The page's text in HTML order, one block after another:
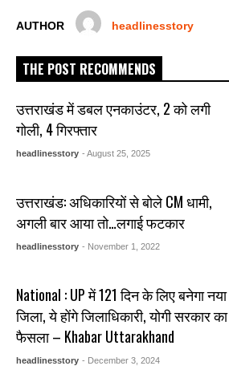
AUTHOR headlinesstory
THE POST RECOMMENDS
उत्तराखंड में डबल एनकाउंटर, 2 को लगी
गोली, 4 गिरफ्तार
headlinesstory - August 25, 2025
उत्तराखंड: अधिकारियों से बोले CM धामी,
अगली बार आया तो…लगाई फटकार
headlinesstory - November 1, 2022
National : UP में 121 दिन के लिए बनेगा नया
जिला, ये होंगे जिलाधिकारी, योगी सरकार का
फैसला – Khabar Uttarakhand
headlinesstory - December 3, 2024